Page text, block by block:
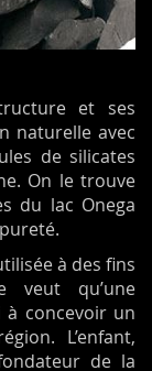
et ses
naturelle avec
de silicates
On le trouve
du lac Onega
à des fins
veut qu’une
concevoir un
L’enfant,
de la